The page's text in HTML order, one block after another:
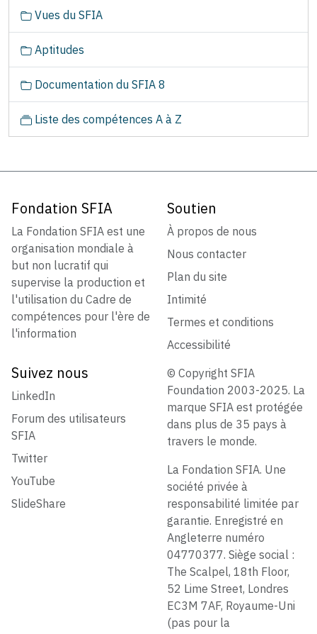
o
Vues du SFIA
Aptitudes
Documentation du SFIA 8
Liste des compétences A à Z
Fondation SFIA
La Fondation SFIA est une
organisation mondiale à
but non lucratif qui
supervise la production et
l'utilisation du Cadre de
compétences pour l'ère de
l'information
Soutien
À propos de nous
Nous contacter
Plan du site
Intimité
Termes et conditions
Accessibilité
Suivez nous
LinkedIn
Forum des utilisateurs
SFIA
Twitter
YouTube
SlideShare
© Copyright SFIA
Foundation 2003-2025. La
marque SFIA est protégée
dans plus de 35 pays à
travers le monde.
La Fondation SFIA. Une
société privée à
responsabilité limitée par
garantie. Enregistré en
Angleterre numéro
04770377. Siège social :
The Scalpel, 18th Floor,
52 Lime Street, Londres
EC3M 7AF, Royaume-Uni
(pas pour la